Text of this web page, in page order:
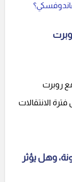
روبرت
الانتقالات
وهل يؤثر